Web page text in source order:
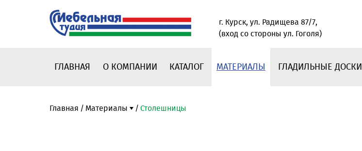
г. Курск, ул. Радищева 87/7,
(вход со стороны ул. Гоголя)
ГЛАВНАЯ О КОМПАНИИ КАТАЛОГ МАТЕРИАЛЫ ГЛАДИЛЬНЫЕ ДОСКИ
Главная Материалы Столешницы